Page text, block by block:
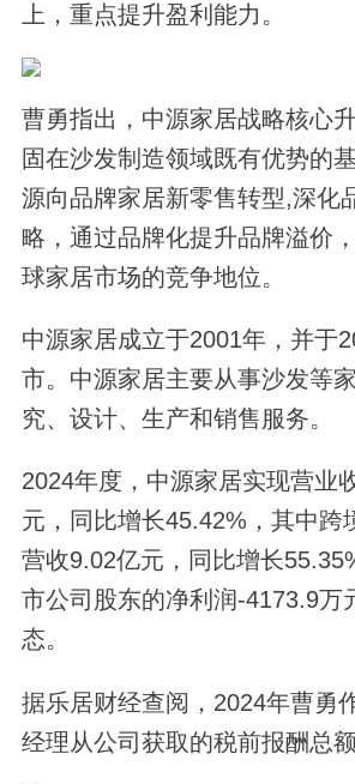
上，重点提升盈利能力。
曹勇指出，中源家居战略核心
固在沙发制造领域既有优势的
源向品牌家居新零售转型,深化
略，通过品牌化提升品牌溢价
球家居市场的竞争地位。
中源家居成立于2001年，并于
市。中源家居主要从事沙发等
究、设计、生产和销售服务。
2024年度，中源家居实现营业
元，同比增长45.42%，其中跨
营收9.02亿元，同比增长
市公司股东的净利润-4173.9万
态。
据乐居财经查阅，2024年曹勇
经理从公司获取的税前报酬总